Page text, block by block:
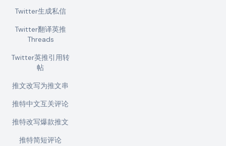
Twitter生成私信
Twitter翻译英推
Threads
Twitter英推引用转
帖
推文改写为推文串
推特中文互关评论
推特改写爆款推文
推特简短评论